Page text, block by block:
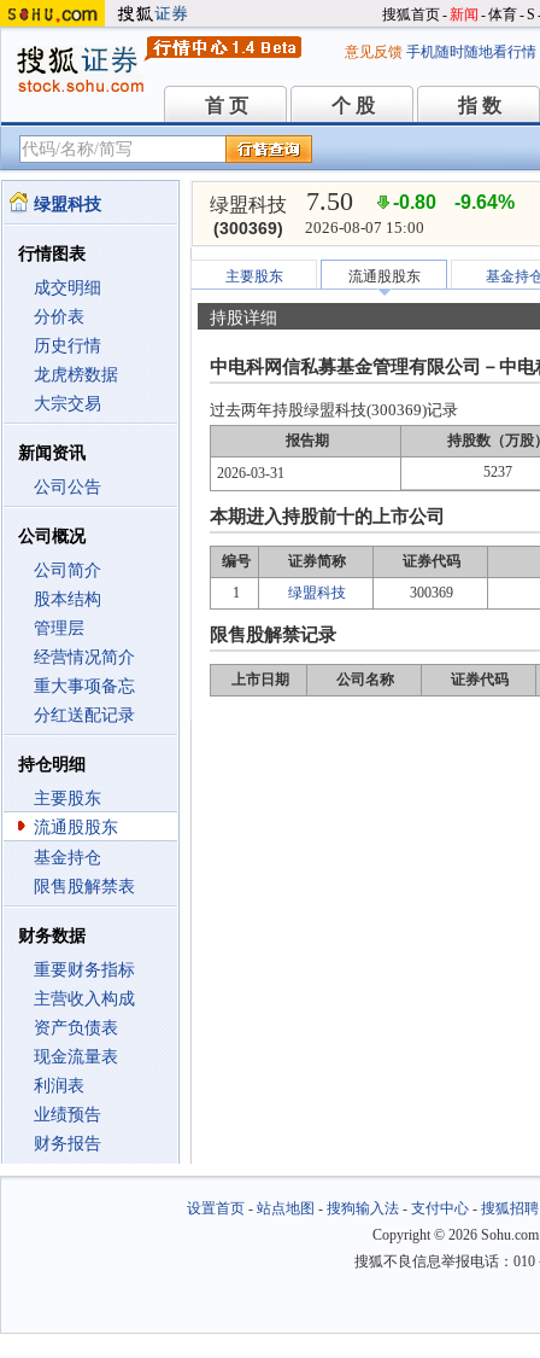
搜狐首页-新闻 -体育-S
意见反馈 手机随时随地看行情
首 页
首 页 个 股
个 股 指 数
指 数
绿盟科技
行情图表
成交明细
分价表
历史行情
龙虎榜数据
大宗交易
新闻资讯
公司公告
公司概况
公司简介
股本结构
管理层
经营情况简介
重大事项备忘
分红送配记录
持仓明细
主要股东
流通股股东
基金持仓
限售股解禁表
财务数据
重要财务指标
主营收入构成
资产负债表
现金流量表
利润表
业绩预告
财务报告
绿盟科技
(300369)
7.50 -0.80 -9.64%
2026-08-07 15:00
主要股东 流通股股东 基金持
持股详细
中电科网信私募基金管理有限公司－中
过去两年持股绿盟科技(300369)记录
报告期
持股数（万股
2026-03-31
5237
本期进入持股前十的上市公司
编号 证券简称
证券代码
1
绿盟科技 300369
限售股解禁记录
上市日期 公司名称 证券代码
设置首页- 站点地图 - 搜狗输入法- 支付中心- 搜狐招聘
Copyright © 2026
搜狐不良信息举报电话：010